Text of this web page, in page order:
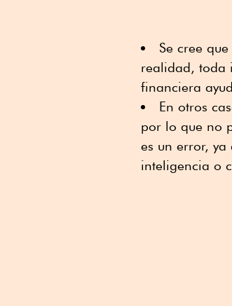
Se cree
realidad, toda
financiera
En otros
por lo que no
es un error,
inteligencia o